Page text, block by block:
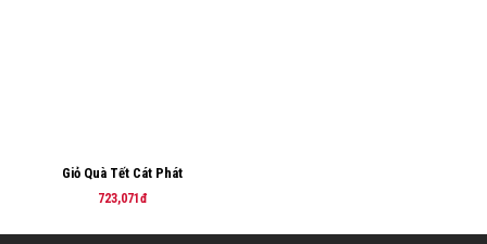
Giỏ Quà Tết Cát Phát
723,071đ